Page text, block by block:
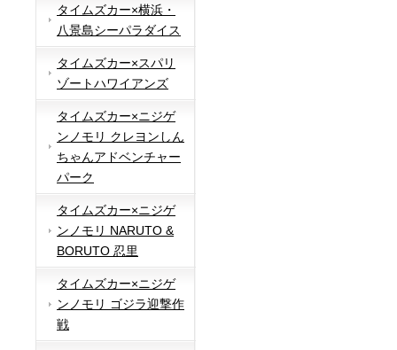
タイムズカー×横浜・
八景島シーパラダイス
タイムズカー×スパリ
ゾートハワイアンズ
タイムズカー×ニジゲ
ンノモリ クレヨンしん
ちゃんアドベンチャー
パーク
タイムズカー×ニジゲ
ンノモリ NARUTO &
BORUTO 忍里
タイムズカー×ニジゲ
ンノモリ ゴジラ迎撃作
戦